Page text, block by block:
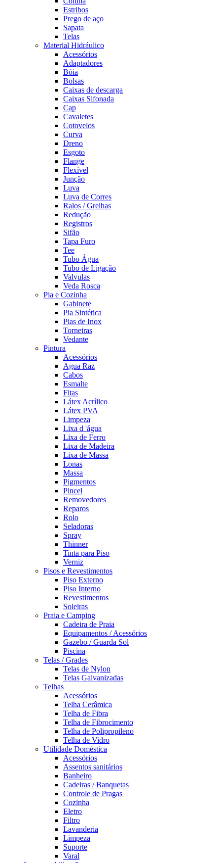
Estribos
Prego de aço
Sapata
Telas
Material Hidráulico
Acessórios
Adaptadores
Bóia
Bolsas
Caixas de descarga
Caixas Sifonada
Cap
Cavaletes
Cotovelos
Curva
Dreno
Esgoto
Flange
Flexível
Junção
Luva
Luva de Corres
Ralos / Grelhas
Redução
Registros
Sifão
Tapa Furo
Tee
Tubo Água
Tubo de Ligação
Valvulas
Veda Rosca
Pia e Cozinha
Gabinete
Pia Sintética
Pias de Inox
Torneiras
Vedante
Pintura
Acessórios
Agua Raz
Cabos
Esmalte
Fitas
Látex Acrílico
Látex PVA
Limpeza
Lixa d 'água
Lixa de Ferro
Lixa de Madeira
Lixa de Massa
Lonas
Massa
Pigmentos
Pincel
Removedores
Reparos
Rolo
Seladoras
Spray
Thinner
Tinta para Piso
Verniz
Pisos e Revestimentos
Piso Externo
Piso Interno
Revestimentos
Soleiras
Praia e Camping
Cadeira de Praia
Equipamentos / Acessórios
Gazebo / Guarda Sol
Piscina
Telas / Grades
Telas de Nylon
Telas Galvanizadas
Telhas
Acessórios
Telha Cerâmica
Telha de Fibra
Telha de Fibrocimento
Telha de Polipropileno
Telha de Vidro
Utilidade Doméstica
Acessórios
Assentos sanitários
Banheiro
Cadeiras / Banquetas
Controle de Pragas
Cozinha
Eletro
Filtro
Lavanderia
Limpeza
Suporte
Varal